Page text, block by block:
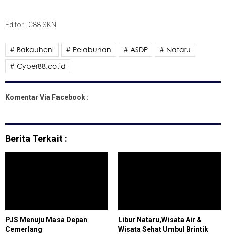
Editor : C88 SKN
# Bakauheni # Pelabuhan # ASDP
# Nataru
# Cyber88.co.id
Komentar Via Facebook :
Berita Terkait :
PJS Menuju Masa Depan
Cemerlang
Libur Nataru,Wisata Air &
Wisata Sehat Umbul Brintik